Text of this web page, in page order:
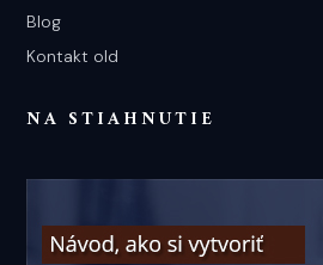
Blog
Kontakt old
NA STIAHNUTIE